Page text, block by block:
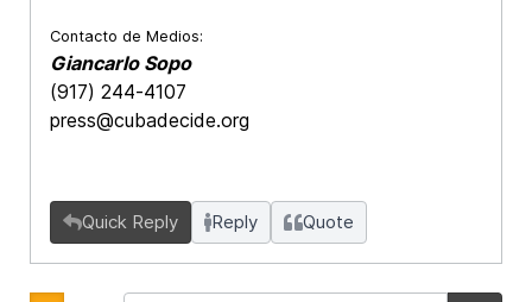
Contacto de Medios:
Giancarlo Sopo
(917) 244-4107
press@cubadecide.org
Quick Reply Reply Quote